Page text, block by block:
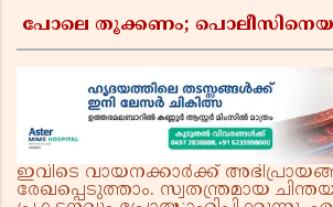
പോലെ തൂക്കണം;
ജയരാജൻ
ഇവിടെ വായനക്കാർക്ക്
രേഖപ്പെടുത്താം. സ്വതന്ത്രമായ